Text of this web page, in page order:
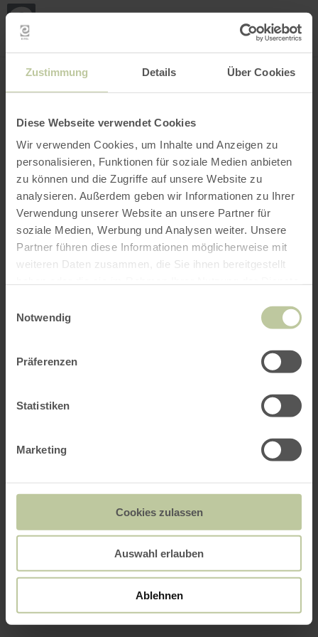
Zustimmung Details Über Cookies
Diese Webseite verwendet Cookies
Wir verwenden Cookies, um Inhalte und Anzeigen zu
personalisieren, Funktionen für soziale Medien anbieten
zu können und die Zugriffe auf unsere Website zu
analysieren. Außerdem geben wir Informationen zu Ihrer
Verwendung unserer Website an unsere Partner für
soziale Medien, Werbung und Analysen weiter. Unsere
Partner führen diese Informationen möglicherweise mit
weiteren Daten zusammen, die Sie ihnen bereitgestellt
Notwendig
Präferenzen
Statistiken
Marketing
Cookies zulassen
Auswahl erlauben
Ablehnen
INTERAKTIVE KARTE
Filter öffnen